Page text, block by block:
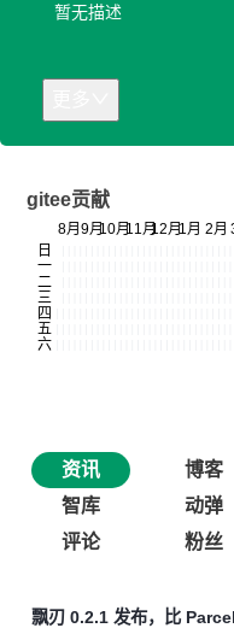
暂无描述
gitee贡献
资讯 博客
智库
动弹
评论
粉丝
飘刃 0.2.1 发布，比